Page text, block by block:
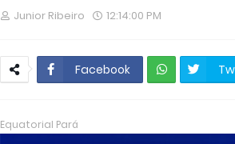
Junior Ribeiro 12:14:00 PM
Facebook
Equatorial Pará